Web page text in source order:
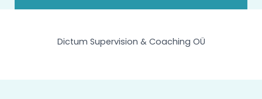
Dictum Supervision & Coaching OÜ